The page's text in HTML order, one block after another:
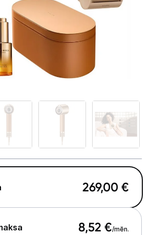
planšetdatori
tehnika
269,00 €
8,52 €/mēn.